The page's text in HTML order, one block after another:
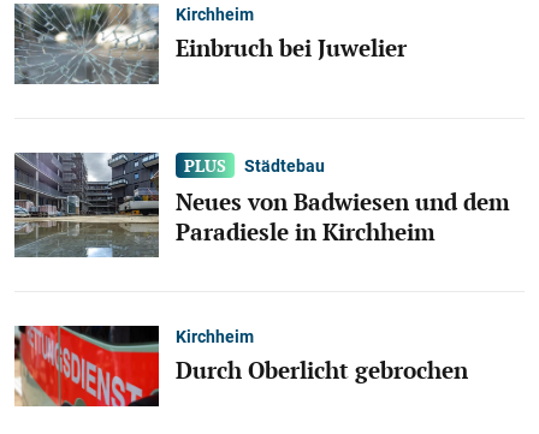
Kirchheim
Einbruch bei Juwelier
Städtebau
Neues von Badwiesen und dem
Paradiesle in Kirchheim
Kirchheim
Durch Oberlicht gebrochen